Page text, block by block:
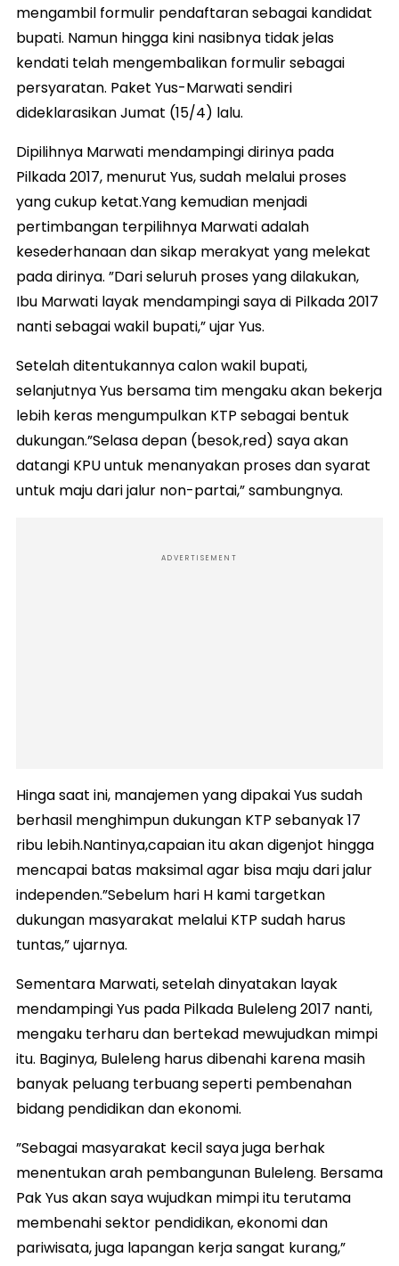
mengambil formulir pendaftaran sebagai kandidat
bupati. Namun hingga kini nasibnya tidak jelas
kendati telah mengembalikan formulir sebagai
persyaratan. Paket Yus-Marwati sendiri
dideklarasikan Jumat (15/4) lalu.
Dipilihnya Marwati mendampingi dirinya pada
Pilkada 2017, menurut Yus, sudah melalui proses
yang cukup ketat.Yang kemudian menjadi
pertimbangan terpilihnya Marwati adalah
kesederhanaan dan sikap merakyat yang melekat
pada dirinya. ”Dari seluruh proses yang dilakukan,
Ibu Marwati layak mendampingi saya di Pilkada 2017
nanti sebagai wakil bupati,” ujar Yus.
Setelah ditentukannya calon wakil bupati,
selanjutnya Yus bersama tim mengaku akan bekerja
lebih keras mengumpulkan KTP sebagai bentuk
dukungan.”Selasa depan (besok,red) saya akan
datangi KPU untuk menanyakan proses dan syarat
untuk maju dari jalur non-partai,” sambungnya.
ADVERTISEMENT
Hinga saat ini, manajemen yang dipakai Yus sudah
berhasil menghimpun dukungan KTP sebanyak 17
ribu lebih.Nantinya,capaian itu akan digenjot hingga
mencapai batas maksimal agar bisa maju dari jalur
independen.”Sebelum hari H kami targetkan
dukungan masyarakat melalui KTP sudah harus
tuntas,” ujarnya.
Sementara Marwati, setelah dinyatakan layak
mendampingi Yus pada Pilkada Buleleng 2017 nanti,
mengaku terharu dan bertekad mewujudkan mimpi
itu. Baginya, Buleleng harus dibenahi karena masih
banyak peluang terbuang seperti pembenahan
bidang pendidikan dan ekonomi.
”Sebagai masyarakat kecil saya juga berhak
menentukan arah pembangunan Buleleng. Bersama
Pak Yus akan saya wujudkan mimpi itu terutama
membenahi sektor pendidikan, ekonomi dan
pariwisata, juga lapangan kerja sangat kurang,”